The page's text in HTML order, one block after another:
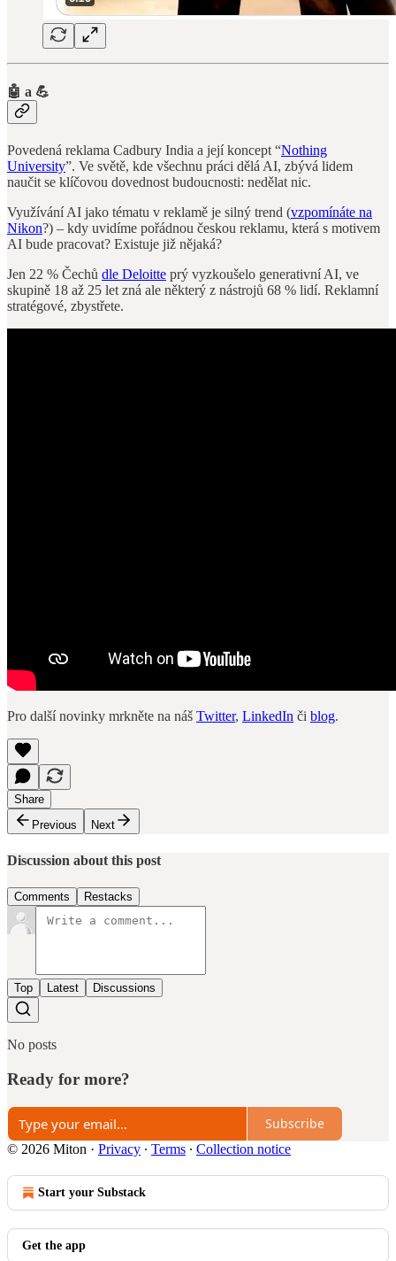
🤖 a 💪
Povedená reklama Cadbury India a její koncept “Nothing
University”. Ve světě, kde všechnu práci dělá AI, zbývá lidem
naučit se klíčovou dovednost budoucnosti: nedělat nic.
Využívání AI jako tématu v reklamě je silný trend (vzpomínáte na
Nikon?) – kdy uvidíme pořádnou českou reklamu, která s motivem
AI bude pracovat? Existuje již nějaká?
Jen 22 % Čechů dle Deloitte prý vyzkoušelo generativní AI, ve
skupině 18 až 25 let zná ale některý z nástrojů 68 % lidí. Reklamní
stratégové, zbystřete.
Pro další novinky mrkněte na náš Twitter, LinkedIn či blog.
Share
Previous
Next
Discussion about this post
Comments Restacks
Top Latest Discussions
No posts
Ready for more?
Subscribe
© 2026 Miton · Privacy ∙ Terms ∙ Collection notice
Start your Substack
Get the app